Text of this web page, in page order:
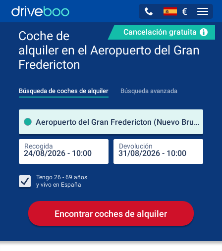
€
Cancelación gratuita
Coche de
alquiler en el Aeropuerto del Gran
Fredericton
Búsqueda de coches de alquiler Búsqueda avanzada
Aeropuerto del Gran Fredericton (Nuevo Brunswick / Canadá)
Recogida Devolución
Tengo 26 - 69 años
y vivo en España
Encontrar coches de alquiler